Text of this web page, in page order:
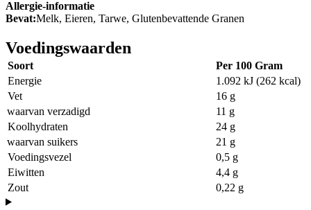
Allergie-informatie
Bevat:Melk, Eieren, Tarwe, Glutenbevattende Granen
Voedingswaarden
Soort
Per 100 Gram
Energie
1.092 kJ (262 kcal)
Vet
16 g
waarvan verzadigd
11 g
Koolhydraten
24 g
waarvan suikers
21 g
Voedingsvezel
0,5 g
Eiwitten
4,4 g
Zout
0,22 g